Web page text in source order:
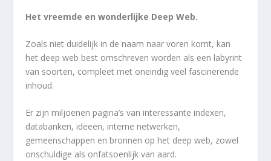
Het vreemde en wonderlijke Deep Web.
Zoals niet duidelijk in de naam naar voren komt, kan
het deep web best omschreven worden als een labyrint
van soorten, compleet met oneindig veel fascinerende
inhoud.
Er zijn miljoenen pagina’s van interessante indexen,
databanken, ideeën, interne netwerken,
gemeenschappen en bronnen op het deep web, zowel
onschuldige als onfatsoenlijk van aard.